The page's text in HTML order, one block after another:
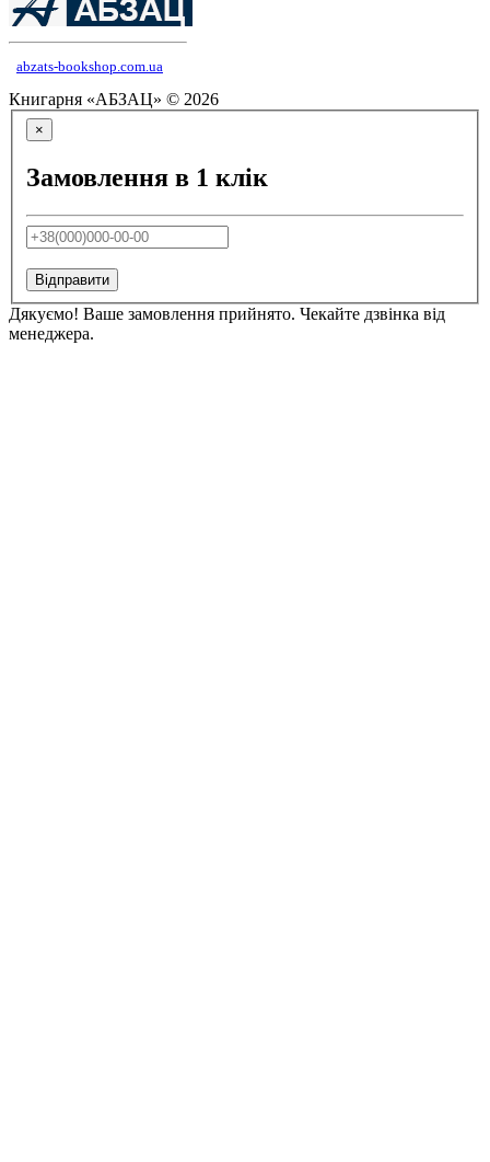
abzats-bookshop.com.ua
Книгарня «АБЗАЦ» © 2026
×
Замовлення в 1 клік
Відправити
Дякуємо! Ваше замовлення прийнято. Чекайте дзвінка від
менеджера.